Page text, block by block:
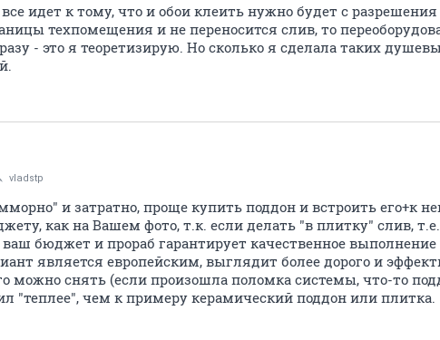
все идет к тому, что и обои клеить нужно будет с
техпомещения и не переносится слив, то
- это я теоретизирую. Но сколько я сделала таких
vladstp
и затратно, проще купить поддон и встроить его+к
как на Вашем фото, т.к. если делать "в плитку" слив,
бюджет и прораб гарантирует качественное выполнение
является европейским, выглядит более дорого и
можно снять (если произошла поломка системы, что-то
"теплее", чем к примеру керамический поддон или плитка.